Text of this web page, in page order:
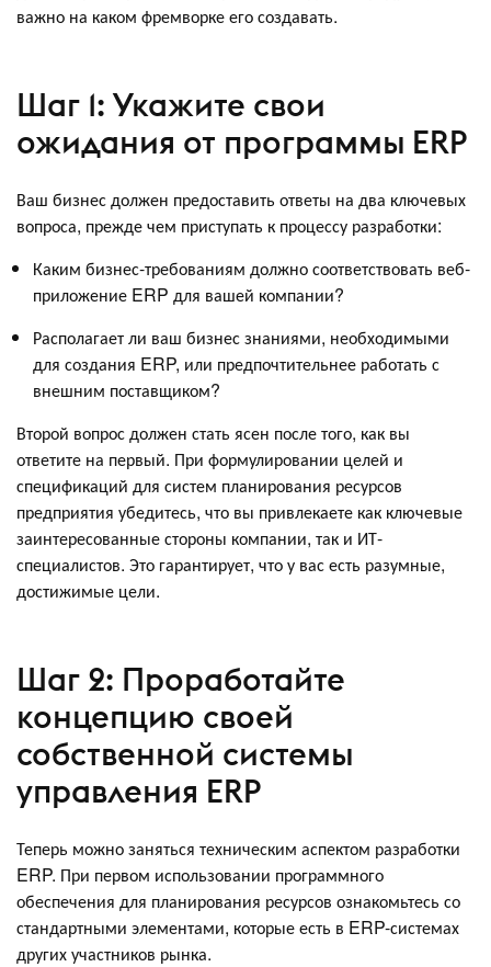
важно на каком фремворке его создавать.
Шаг 1: Укажите свои
ожидания от программы ERP
Ваш бизнес должен предоставить ответы на два ключевых
вопроса, прежде чем приступать к процессу разработки:
Каким бизнес-требованиям должно соответствовать веб-
приложение ERP для вашей компании?
Располагает ли ваш бизнес знаниями, необходимыми
для создания ERP, или предпочтительнее работать с
внешним поставщиком?
Второй вопрос должен стать ясен после того, как вы
ответите на первый. При формулировании целей и
спецификаций для систем планирования ресурсов
предприятия убедитесь, что вы привлекаете как ключевые
заинтересованные стороны компании, так и ИТ-
специалистов. Это гарантирует, что у вас есть разумные,
достижимые цели.
Шаг 2: Проработайте
концепцию своей
собственной системы
управления ERP
Теперь можно заняться техническим аспектом разработки
ERP. При первом использовании программного
обеспечения для планирования ресурсов ознакомьтесь со
стандартными элементами, которые есть в ERP-системах
других участников рынка.